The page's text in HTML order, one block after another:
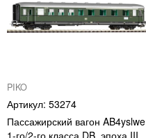
PIKO
53274
Пассажирский вагон AB4yslwe